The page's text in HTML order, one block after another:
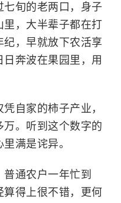
旬的老两口，身子
，大半辈子都在打
，早就放下农活享
奔波在果园里，用
自家的柿子产业，
。听到这个数字的
满是诧异。
通农户一年忙到
得上很不错，更何